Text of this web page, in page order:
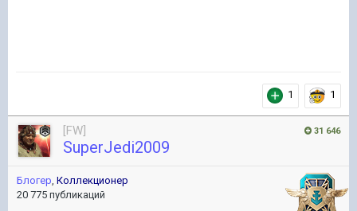
1 1
31 646
[FW]
SuperJedi2009
Блогер Коллекционер
20 775 публикаций